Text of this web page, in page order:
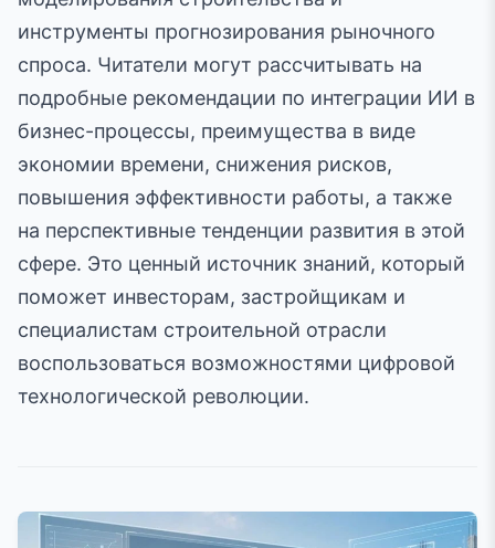
инструменты прогнозирования рыночного
спроса. Читатели могут рассчитывать на
подробные рекомендации по интеграции ИИ в
бизнес-процессы, преимущества в виде
экономии времени, снижения рисков,
повышения эффективности работы, а также
на перспективные тенденции развития в этой
сфере. Это ценный источник знаний, который
поможет инвесторам, застройщикам и
специалистам строительной отрасли
воспользоваться возможностями цифровой
технологической революции.